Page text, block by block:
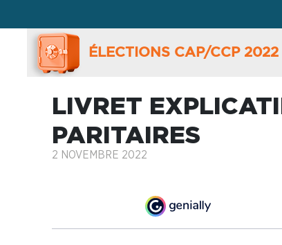
ÉLECTIONS CAP/CCP 2022
LIVRET
PARITAIRES
2 NOVEMBRE 2022